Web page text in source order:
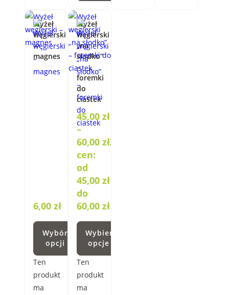
Wyżeł
węgierski
–
magnes
6,00 zł
Wybór
opcji
Ten
produkt
ma
Wyżeł
węgierski
„na
słodko”
–
foremki
do
ciastek
45,00 zł
–
60,00 złZakres
cen:
od
45,00 zł
do
60,00 zł
Wybierz
opcje
Ten
produkt
ma